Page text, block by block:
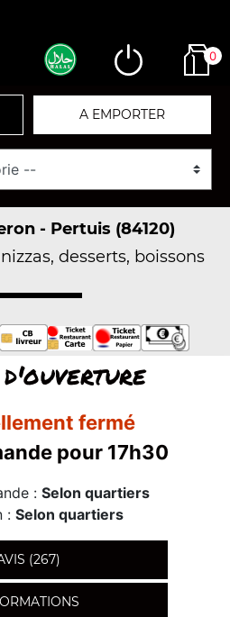
0
A EMPORTER
- Pertuis (84120)
desserts, boissons
fermé
pour 17h30
: Selon quartiers
: Selon quartiers
(267)